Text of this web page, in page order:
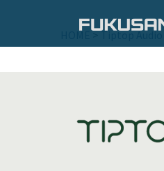
テ
HOME >Tiptop Audio